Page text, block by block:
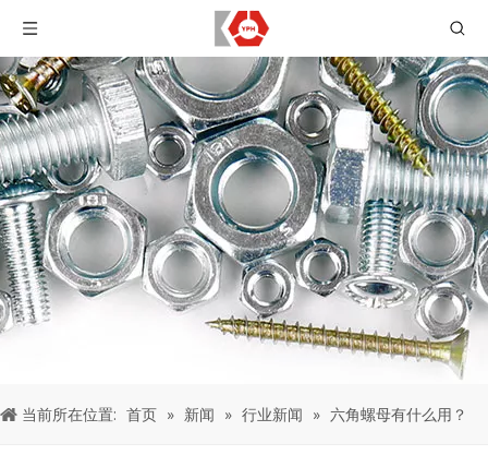
当前所在位置: 首页 » 新闻 » 行业新闻 » 六角螺母有什么用？